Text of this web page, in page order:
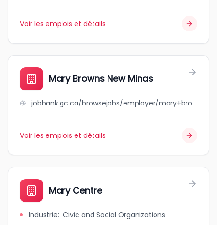
Voir les emplois et détails
Mary Browns New Minas
jobbank.gc.ca/browsejobs/employer/mary+browns+new+minas/ca
Voir les emplois et détails
Mary Centre
Industrie: Civic and Social Organizations